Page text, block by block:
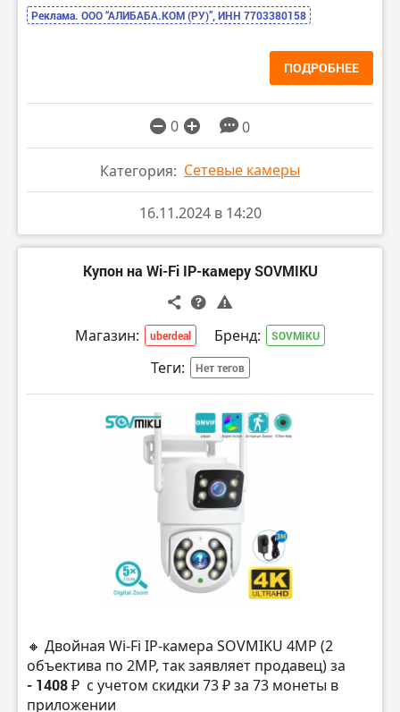
Реклама. ООО “АЛИБАБА.КОМ (РУ)”, ИНН 7703380158
ПОДРОБНЕЕ
0 0
Категория: Сетевые камеры
16.11.2024 в 14:20
Купон на Wi-Fi IP-камеру SOVMIKU
Магазин: uberdeal Бренд: SOVMIKU
Теги: Нет тегов
🔸 Двойная Wi-Fi IP-камера SOVMIKU 4MP (2
объектива по 2MP, так заявляет продавец) за
- 1408 ₽ с учетом скидки 73 ₽ за 73 монеты в
приложении